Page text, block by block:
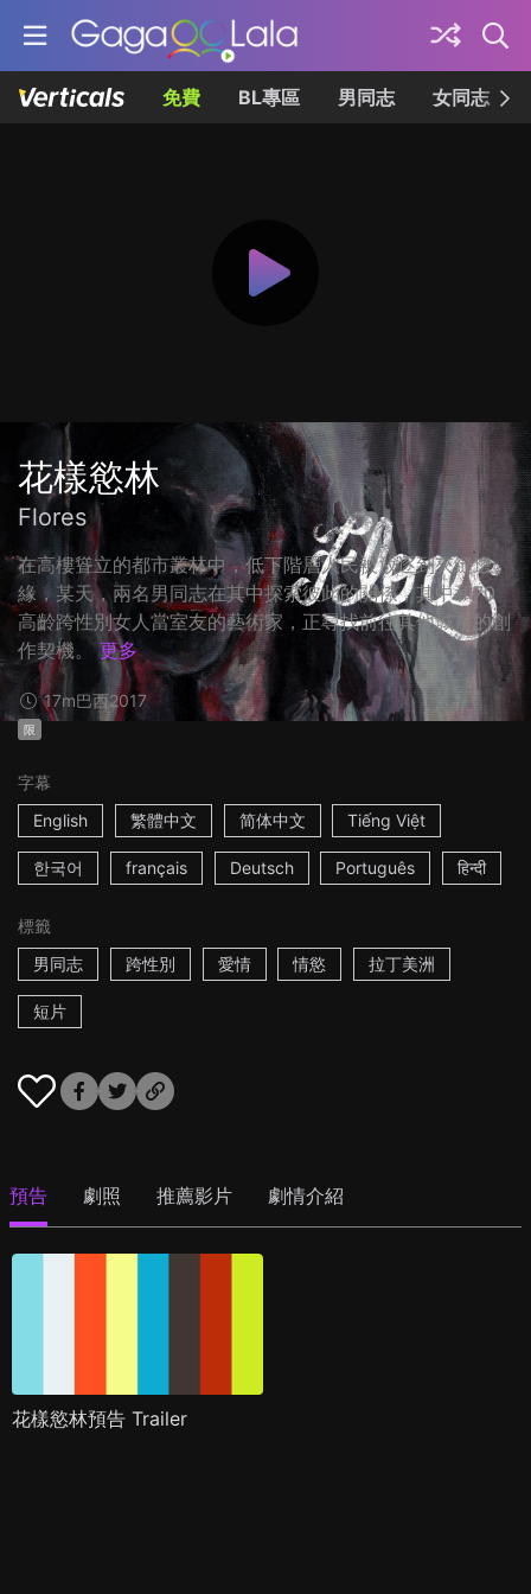
免費 BL專區 男同志 女同志
花樣慾林
Flores
在高樓聳立的都市叢林中，低下階層人民被放逐到夾縫邊
緣，某天，兩名男同志在其中探索彼此的關係，其中和70
高齡跨性別女人當室友的藝術家，正尋找前往其他城市的創
作契機。 更多
17m巴西2017
限
字幕
English
繁體中文 简体中文 Tiếng Việt
한국어 français Deutsch Português हिन्दी
標籤
男同志
跨性別 愛情 情慾 拉丁美洲
短片
預告 劇照 推薦影片 劇情介紹
花樣慾林預告 Trailer